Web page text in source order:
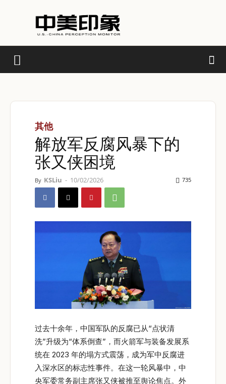
其他
解放军反腐风暴下的
张又侠困境
By KSLiu - 10/02/2026 735
过去十余年，中国军队的反腐已从“点状清
洗”升级为“体系倒查”，而火箭军与装备发展系
统在 2023 年的塌方式震荡，成为军中反腐进
入深水区的标志性事件。在这一轮风暴中，中
央军委常务副主席张又侠被推至舆论焦点。外